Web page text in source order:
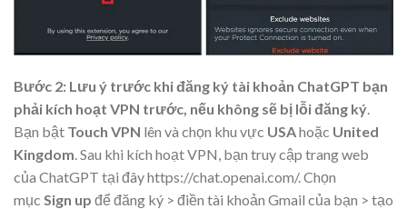
Bước 2: Lưu ý trước khi đăng ký tài khoản ChatGPT bạn
phải kích hoạt VPN trước, nếu không sẽ bị lỗi đăng ký
Bạn bật Touch VPN lên và chọn khu vực USAhoặc United
Kingdom . Sau khi kích hoạt VPN, bạn truy cập trang web
của ChatGPT tại đây https://chat.openai.com/. Chọn
mục Sign up để đăng ký > điền tài khoản Gmail của bạn > tạo